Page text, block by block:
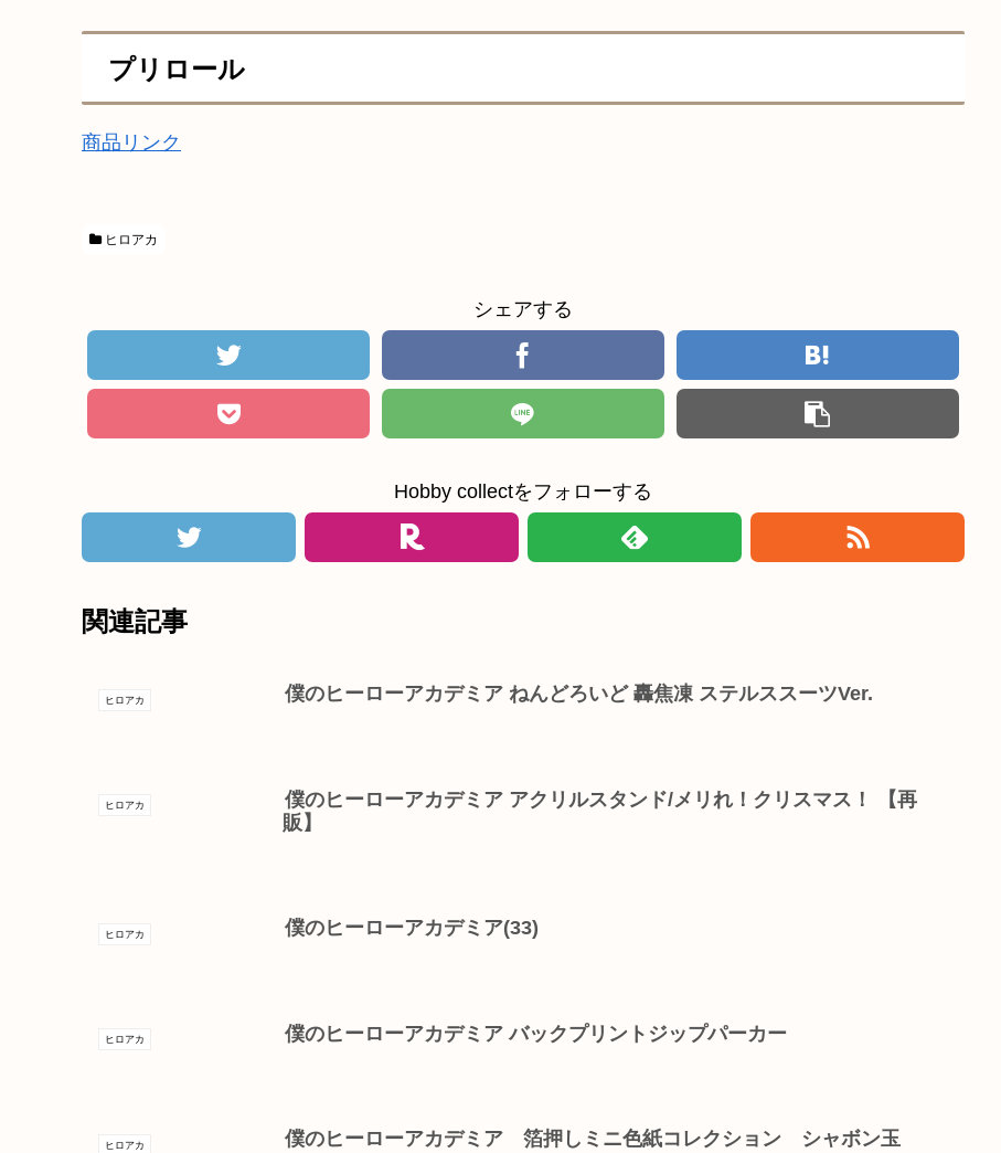
プリロール
商品リンク
ヒロアカ
シェアする
Hobby collectをフォローする
関連記事
ヒロアカ 僕のヒーローアカデミア ねんどろいど 轟焦凍 ステルススーツVer.
ヒロアカ
僕のヒーローアカデミア アクリルスタンド/メリれ！クリスマス！ 【再
販】
ヒロアカ 僕のヒーローアカデミア(33)
ヒロアカ 僕のヒーローアカデミア バックプリントジップパーカー
ヒロアカ 僕のヒーローアカデミア 箔押しミニ色紙コレクション シャボン玉